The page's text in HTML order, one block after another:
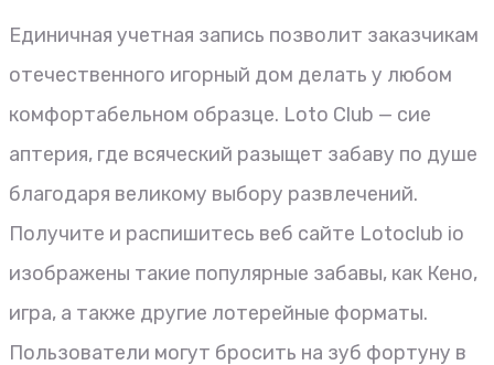
Единичная учетная запись позволит заказчикам
отечественного игорный дом делать у любом
комфортабельном образце. Loto Club — сие
аптерия, где всяческий разыщет забаву по душе
благодаря великому выбору развлечений.
Получите и распишитесь веб сайте Lotoclub io
изображены такие популярные забавы, как Кено,
игра, а также другие лотерейные форматы.
Пользователи могут бросить на зуб фортуну в